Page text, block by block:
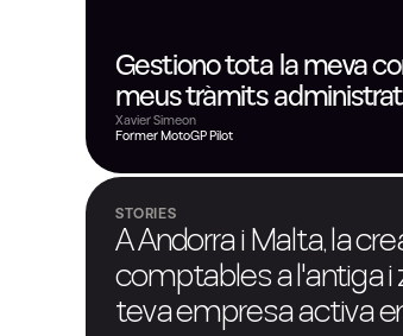
Gestiono tota la meva
meus tràmits
Xavier Simeon
Former MotoGP Pilot
STORIES
A Andorra i Malta, la
comptables a l'antiga i
teva empresa activa